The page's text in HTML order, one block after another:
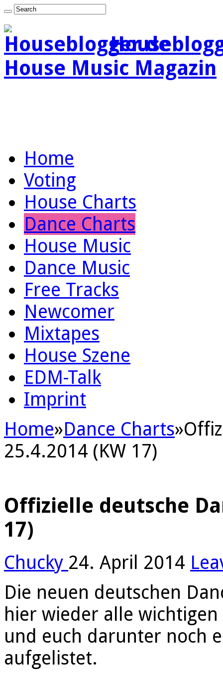
House Music Magazin
Home
Voting
House Charts
Dance Charts
House Music
Dance Music
Free Tracks
Newcomer
Mixtapes
House Szene
EDM-Talk
Imprint
Home»Dance Charts»
25.4.2014 (KW 17)
Offizielle deutsche
17)
Chucky 24. April 2014
Die neuen deutschen
hier wieder alle
und euch darunter noch
aufgelistet.